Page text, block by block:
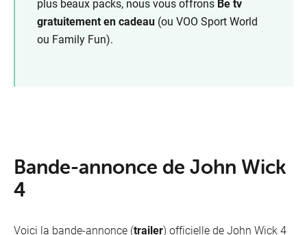
plus beaux packs, nous vous offrons Be tv
gratuitement en cadeau(ou VOO Sport World
ou Family Fun).
Bande-annonce de John Wick
4
Voici la bande-annonce (trailer) officielle de John Wick 4